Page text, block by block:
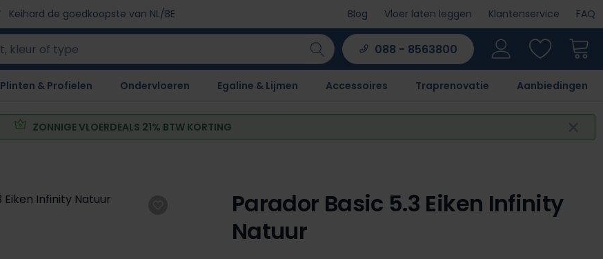
Keihard de goedkoopste van NL/BE Blog Vloer laten leggen Klantenservice FAQ
088 - 8563800
Plinten & Profielen Ondervloeren Egaline & Lijmen Accessoires Traprenovatie Aanbiedingen
ZONNIGE VLOERDEALS 21% BTW KORTING
Parador Basic 5.3 Eiken Infinity
Natuur